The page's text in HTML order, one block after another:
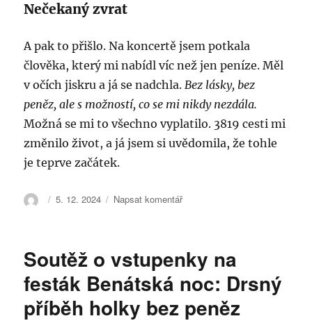
Nečekaný zvrat
A pak to přišlo. Na koncertě jsem potkala
člověka, který mi nabídl víc než jen peníze. Měl
v očích jiskru a já se nadchla.Bez lásky, bez
peněz, ale s možností, co se mi nikdy nezdála.
Možná se mi to všechno vyplatilo. 3819 cesti mi
změnilo život, a já jsem si uvědomila, že tohle
je teprve začátek.
Autor:
Publikováno:
5. 12. 2024 Napsat komentářpro
3819
cesti:
Turné
USA
Soutěž o vstupenky na
festák Benátská noc: Drsný
příběh holky bez peněz